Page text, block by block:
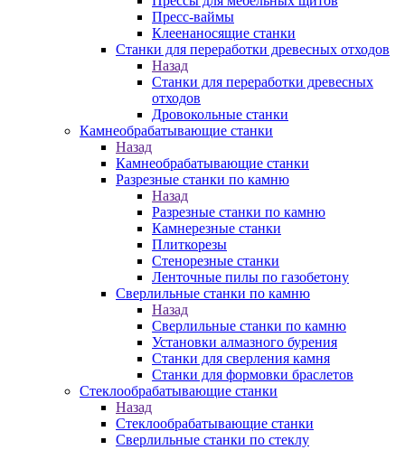
Пресс-ваймы
Клеенаносящие станки
Станки для переработки древесных отходов
Назад
Станки для переработки древесных
отходов
Дровокольные станки
Камнеобрабатывающие станки
Назад
Камнеобрабатывающие станки
Разрезные станки по камню
Назад
Разрезные станки по камню
Камнерезные станки
Плиткорезы
Стенорезные станки
Ленточные пилы по газобетону
Сверлильные станки по камню
Назад
Сверлильные станки по камню
Установки алмазного бурения
Станки для сверления камня
Станки для формовки браслетов
Стеклообрабатывающие станки
Назад
Стеклообрабатывающие станки
Сверлильные станки по стеклу